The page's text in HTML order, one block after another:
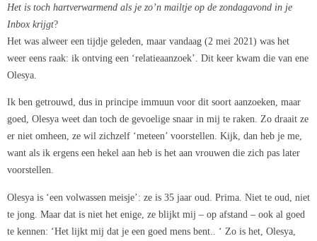
Het is toch hartverwarmend als je zo’n mailtje op de zondagavond in je
Inbox krijgt?
Het was alweer een tijdje geleden, maar vandaag (2 mei 2021) was het
weer eens raak: ik ontving een ‘relatieaanzoek’. Dit keer kwam die van ene
Olesya.
Ik ben getrouwd, dus in principe immuun voor dit soort aanzoeken, maar
goed, Olesya weet dan toch de gevoelige snaar in mij te raken. Zo draait ze
er niet omheen, ze wil zichzelf ‘meteen’ voorstellen. Kijk, dan heb je me,
want als ik ergens een hekel aan heb is het aan vrouwen die zich pas later
voorstellen.
Olesya is ‘een volwassen meisje’: ze is 35 jaar oud. Prima. Niet te oud, niet
te jong. Maar dat is niet het enige, ze blijkt mij – op afstand – ook al goed
te kennen: ‘Het lijkt mij dat je een goed mens bent.. ‘ Zo is het, Olesya,